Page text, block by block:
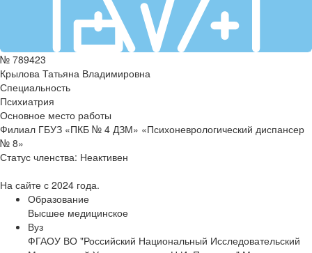
№ 789423
Крылова Татьяна Владимировна
Специальность
Психиатрия
Основное место работы
Филиал ГБУЗ «ПКБ № 4 ДЗМ» «Психоневрологический диспансер
№ 8»
Статус членства: Неактивен
На сайте с 2024 года.
Образование
Высшее медицинское
Вуз
ФГАОУ ВО "Российский Национальный Исследовательский